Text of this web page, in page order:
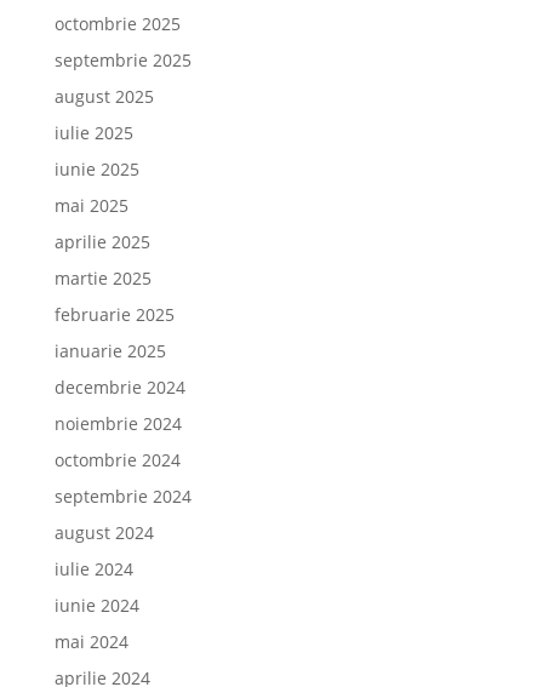
octombrie 2025
septembrie 2025
august 2025
iulie 2025
iunie 2025
mai 2025
aprilie 2025
martie 2025
februarie 2025
ianuarie 2025
decembrie 2024
noiembrie 2024
octombrie 2024
septembrie 2024
august 2024
iulie 2024
iunie 2024
mai 2024
aprilie 2024